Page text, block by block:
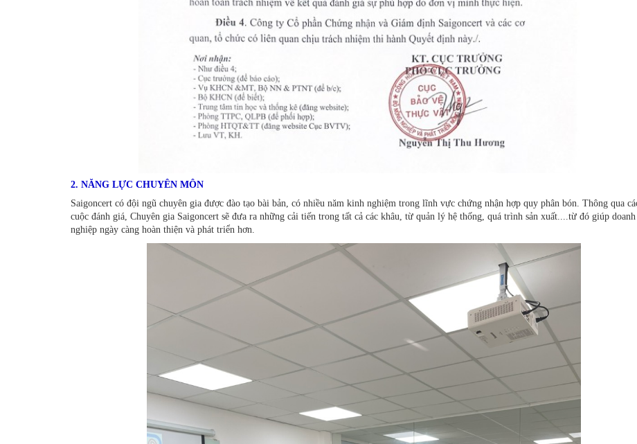
2. NĂNG LỰC CHUYÊN MÔN
Saigoncert có đội ngũ chuyên gia được đào tạo bài bản, có nhiều năm kinh nghiệm trong lĩnh vực chứng nhận hợp quy phân bón. Thông qua
cuộc đánh giá, Chuyên gia Saigoncert sẽ đưa ra những cải tiến trong tất cả các khâu, từ quản lý hệ thống, quá trình sản xuất....từ đó giúp doanh
nghiệp ngày càng hoàn thiện và phát triển hơn.